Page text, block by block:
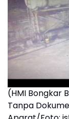
(HMI Bongkar
Tanpa